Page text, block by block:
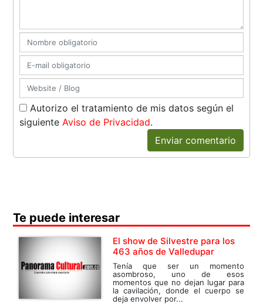
Autorizo el tratamiento de mis datos según el
siguiente Aviso de Privacidad.
Enviar comentario
Te puede interesar
El show de Silvestre para los
463 años de Valledupar
Tenía que ser un momento
asombroso, uno de esos
momentos que no dejan lugar para
la cavilación, donde el cuerpo se
deja envolver por...